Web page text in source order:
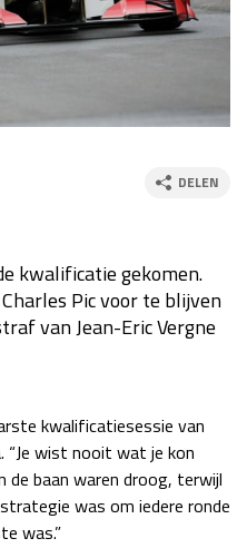
za 13:00 - 15:00
23 - 25 okt
za 22:00 - 23:00
06 - 08 nov
za 19:00 - 20:00
zo 18:00 - 20:00
20 - 22 nov
DELEN
kwalificatie gekomen.
Pic voor te blijven
van Jean-Eric Vergne
kwalificatiesessie van
“Je wist nooit wat je kon
de baan waren droog, terwijl
was om iedere ronde
was.”